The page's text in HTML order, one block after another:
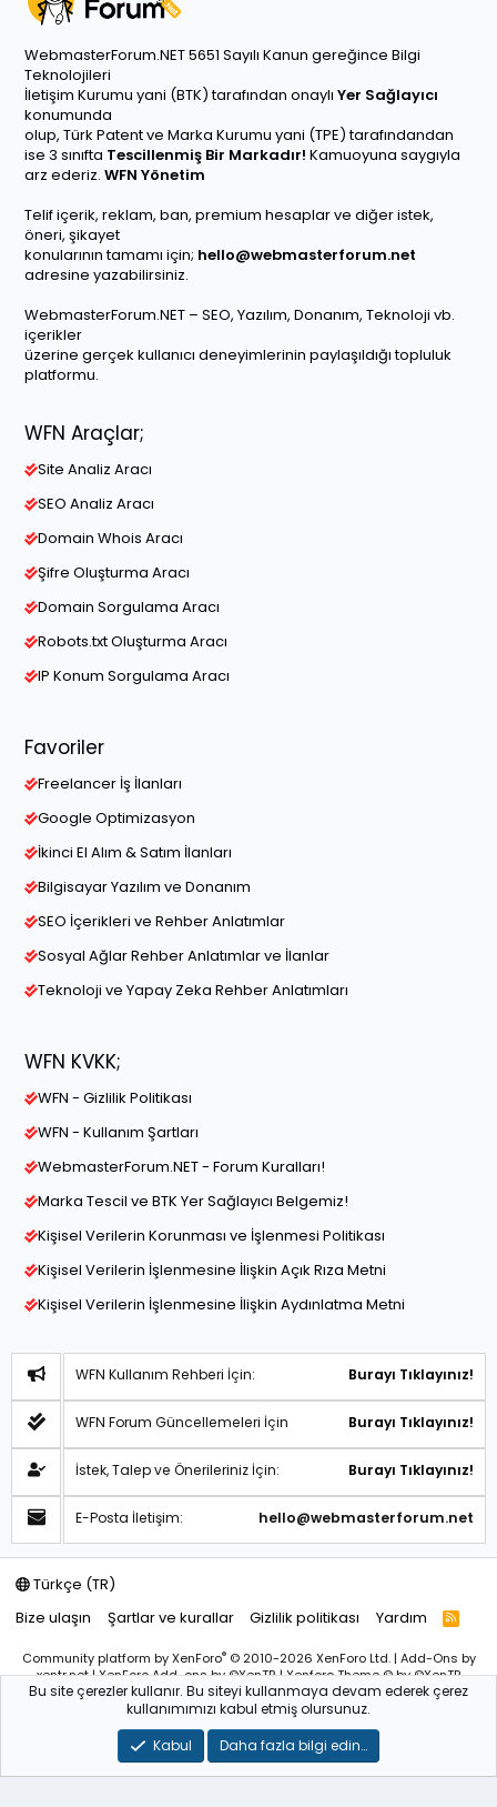
WebmasterForum.NET 5651 Sayılı Kanun gereğince Bilgi
Teknolojileri
İletişim Kurumu yani (BTK) tarafından onaylı Yer Sağlayıcı
konumunda
olup, Türk Patent ve Marka Kurumu yani (TPE) tarafındandan
ise 3 sınıfta Tescillenmiş Bir Markadır! Kamuoyuna saygıyla
arz ederiz. WFN Yönetim
Telif içerik, reklam, ban, premium hesaplar ve diğer istek,
öneri, şikayet
konularının tamamı için; hello@webmasterforum.net
adresine yazabilirsiniz.
WebmasterForum.NET – SEO, Yazılım, Donanım, Teknoloji vb.
içerikler
üzerine gerçek kullanıcı deneyimlerinin paylaşıldığı topluluk
platformu.
WFN Araçlar;
Site Analiz Aracı
SEO Analiz Aracı
Domain Whois Aracı
Şifre Oluşturma Aracı
Domain Sorgulama Aracı
Robots.txt Oluşturma Aracı
IP Konum Sorgulama Aracı
Favoriler
Freelancer İş İlanları
Google Optimizasyon
İkinci El Alım & Satım İlanları
Bilgisayar Yazılım ve Donanım
SEO İçerikleri ve Rehber Anlatımlar
Sosyal Ağlar Rehber Anlatımlar ve İlanlar
Teknoloji ve Yapay Zeka Rehber Anlatımları
WFN KVKK;
WFN - Gizlilik Politikası
WFN - Kullanım Şartları
WebmasterForum.NET - Forum Kuralları!
Marka Tescil ve BTK Yer Sağlayıcı Belgemiz!
Kişisel Verilerin Korunması ve İşlenmesi Politikası
Kişisel Verilerin İşlenmesine İlişkin Açık Rıza Metni
Kişisel Verilerin İşlenmesine İlişkin Aydınlatma Metni
WFN Kullanım Rehberi İçin: Burayı Tıklayınız!
WFN Forum Güncellemeleri İçin Burayı Tıklayınız!
İstek, Talep ve Önerileriniz İçin: Burayı Tıklayınız!
E-Posta İletişim: hello@webmasterforum.net
Türkçe (TR)
Bize ulaşın
Şartlar ve kurallar Gizlilik politikası Yardım
R
S
Community platform by XenForo® © 2010-2026 XenForo Ltd.| Add-Ons by
xentr.net |XenForo Add-onsby ©XenTR|Xenforo Theme© by ©XenTR
Sitemiz bünyesindeki içerikleri izinsiz kullananlar hakkında T.C.K
kanun ve yönetmeliklerine göre yasal işlem başlatılacağını
alandan yazılı olarak beyan ederiz!
WebmasterForum.NET – Tüm Hakları Saklıdır © 2025-2026
Bu site çerezler kullanır. Bu siteyi kullanmaya devam ederek çerez
kullanımımızı kabul etmiş olursunuz.
Kabul
Daha fazla bilgi edin…